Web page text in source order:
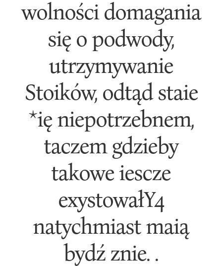
wolności domagania
się o podwody,
utrzymywanie
Stoików, odtąd staie
*ię niepotrzebnem,
taczem gdzieby
takowe iescze
exystowałY4
natychmiast maią
bydź znie. .